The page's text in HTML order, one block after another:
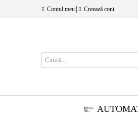
Contul meu Creează cont